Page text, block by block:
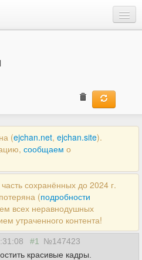
(ejchan.net, ejchan.site).
сообщаем о
сохранённых до 2024 г.
(подробности
всех неравнодушных
утраченного контента!
#1 №147423
красивые кадры.